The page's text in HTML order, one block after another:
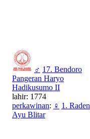
♂ 17. Bendoro
Pangeran Haryo
Hadikusumo II
lahir: 1774
perkawinan: ♀ 1. Raden
Ayu Blitar